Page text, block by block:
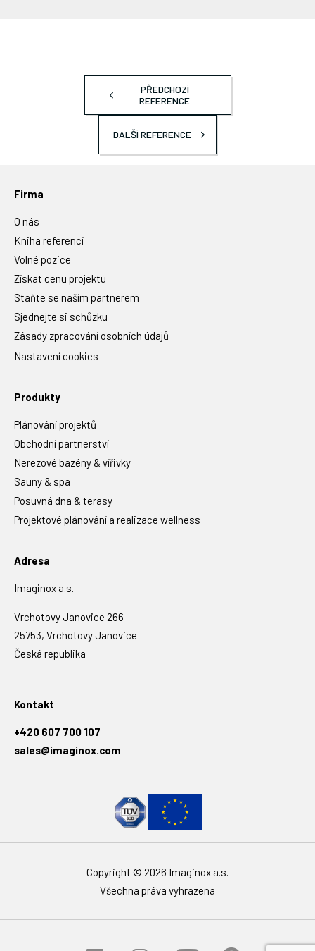
PŘEDCHOZÍ
REFERENCE
DALŠÍ REFERENCE
Firma
O nás
Kniha referencí
Volné pozice
Získat cenu projektu
Staňte se naším partnerem
Sjednejte si schůzku
Zásady zpracování osobních údajů
Nastavení cookies
Produkty
Plánování projektů
Obchodní partnerství
Nerezové bazény & vířivky
Sauny & spa
Posuvná dna & terasy
Projektové plánování a realizace wellness
Adresa
Imaginox a.s.
Vrchotovy Janovice 266
25753, Vrchotovy Janovice
Česká republika
Kontakt
+420 607 700 107
sales@imaginox.com
Copyright © 2026 Imaginox a.s.
Všechna práva vyhrazena